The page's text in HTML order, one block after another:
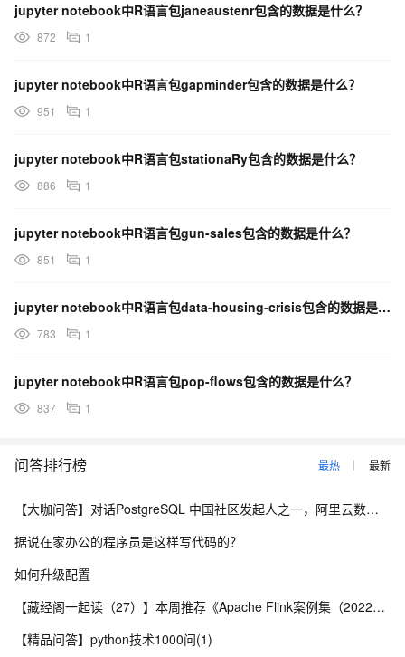
jupyter notebook中R语言包janeaustenr包含的数据是什么？
872 1
jupyter notebook中R语言包gapminder包含的数据是什么？
951 1
jupyter notebook中R语言包stationaRy包含的数据是什么？
886 1
jupyter notebook中R语言包gun-sales包含的数据是什么？
851 1
jupyter notebook中R语言包data-housing-crisis包含的数据是什么？
783 1
jupyter notebook中R语言包pop-flows包含的数据是什么？
837 1
问答排行榜 最热 最新
【大咖问答】对话PostgreSQL 中国社区发起人之一，阿里云数据库高级专家 德哥
据说在家办公的程序员是这样写代码的？
如何升级配置
【藏经阁一起读（27）】本周推荐《Apache Flink案例集（2022版）》，你有哪些心得？
【精品问答】python技术1000问(1)